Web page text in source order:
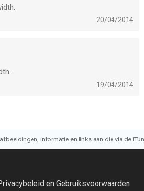
20/04/2014
19/04/2014
informatie en links aan die via de
en Gebruiksvoorwaarden